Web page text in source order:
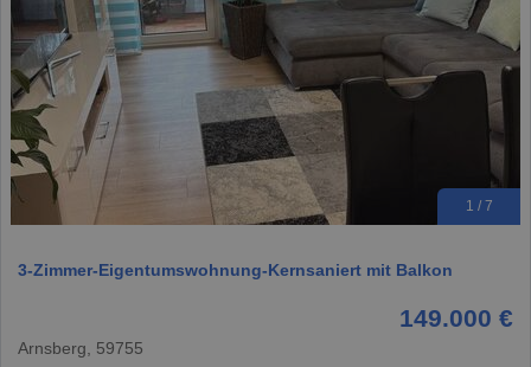
1 / 7
3-Zimmer-Eigentumswohnung-Kernsaniert mit Balkon
149.000 €
Arnsberg, 59755